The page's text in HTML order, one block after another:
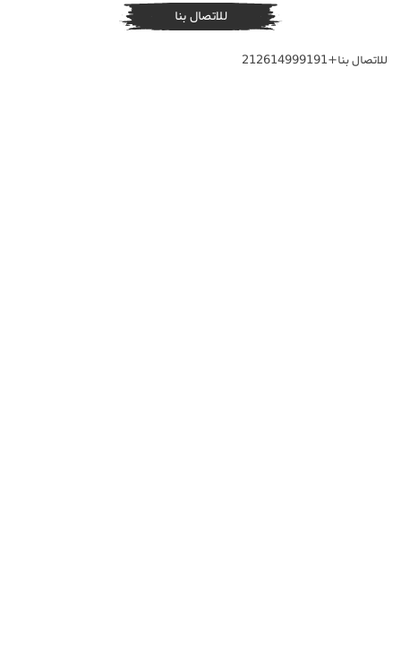
للاتصال بنا
للاتصال بنا+212614999191